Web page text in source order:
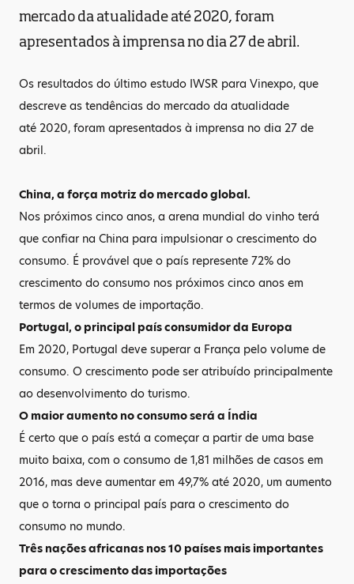
mercado da atualidade até 2020, foram
apresentados à imprensa no dia 27 de abril.
Os resultados do último estudo IWSR para Vinexpo, que
descreve as tendências do mercado da atualidade
até 2020, foram apresentados à imprensa no dia 27 de
abril.
China, a força motriz do mercado global.
Nos próximos cinco anos, a arena mundial do vinho terá
que confiar na China para impulsionar o crescimento do
consumo. É provável que o país represente 72% do
crescimento do consumo nos próximos cinco anos em
termos de volumes de importação.
Portugal, o principal país consumidor da Europa
Em 2020, Portugal deve superar a França pelo volume de
consumo. O crescimento pode ser atribuído principalmente
ao desenvolvimento do turismo.
O maior aumento no consumo será a Índia
É certo que o país está a começar a partir de uma base
muito baixa, com o consumo de 1,81 milhões de casos em
2016, mas deve aumentar em 49,7% até 2020, um aumento
que o torna o principal país para o crescimento do
consumo no mundo.
Três nações africanas nos 10 países mais importantes
para o crescimento das importações